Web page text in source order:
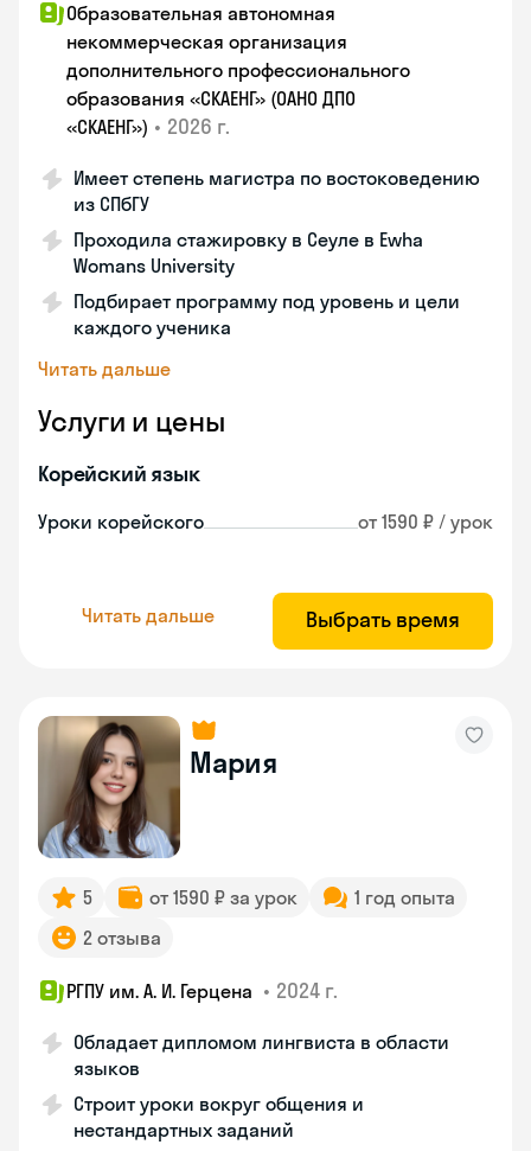
Образовательная автономная
некоммерческая организация
дополнительного профессионального
образования «СКАЕНГ» (ОАНО ДПО
«СКАЕНГ») • 2026 г.
Имеет степень магистра по востоковедению
из СПбГУ
Проходила стажировку в Сеуле в Ewha
Womans University
Подбирает программу под уровень и цели
каждого ученика
Читать дальше
Услуги и цены
Корейский язык
Уроки корейского от 1590 ₽ / урок
Читать дальше Выбрать время
Мария
5 от 1590 ₽ за урок
1 год опыта
2 отзыва
РГПУ им. А. И. Герцена • 2024 г.
Обладает дипломом лингвиста в области
языков
Строит уроки вокруг общения и
нестандартных заданий